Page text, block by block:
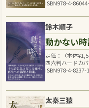
ISBN978-4-
鈴木順子
動かない
定価：（本体¥
四六判ハードカ
ISBN978-4-8237-
太秦三猿